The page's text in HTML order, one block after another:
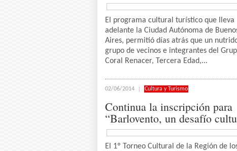
El programa cultural turístico que lleva
adelante la Ciudad Autónoma de
Aires, permitió días atrás que un
grupo de vecinos e integrantes del
Coral Renacer, Tercera Edad,...
02/06/2014 Cultura y Turismo
Continua la inscripción para
“Barlovento, un desafío
El 1º Torneo Cultural de la Región de